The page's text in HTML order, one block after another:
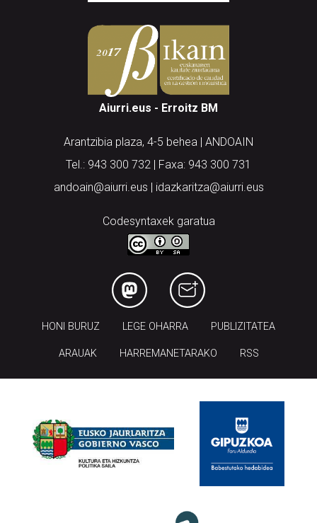
Aiurri.eus - Erroitz BM
Arantzibia plaza, 4-5 behea | ANDOAIN
Tel.: 943 300 732 | Faxa: 943 300 731
andoain@aiurri.eus | idazkaritza@aiurri.eus
Codesyntaxek garatua
HONI BURUZ LEGE OHARRA PUBLIZITATEA
ARAUAK HARREMANETARAKO RSS